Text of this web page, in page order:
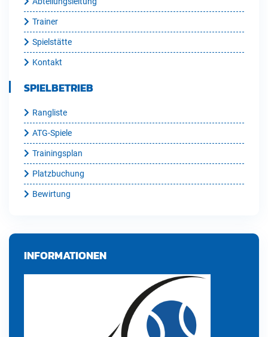
Trainer
Spielstätte
Kontakt
SPIELBETRIEB
Rangliste
ATG-Spiele
Trainingsplan
Platzbuchung
Bewirtung
INFORMATIONEN